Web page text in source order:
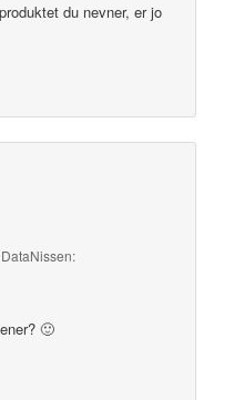
du nevner, er jo
DataNissen:
🙂